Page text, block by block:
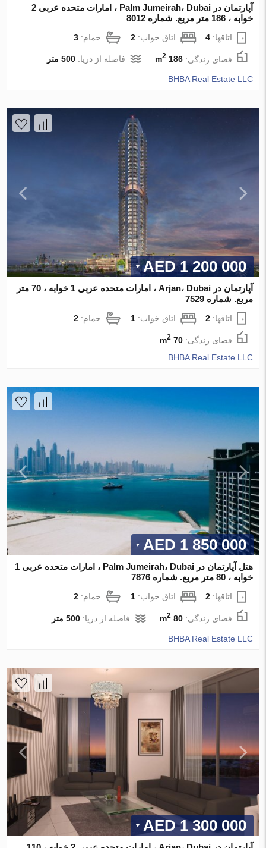
آپارتمان در Palm Jumeirah، Dubai ، امارات متحده عربی 2
خوابه ، 186 متر مربع. شماره 8012
اتاقها:4 اتاق خواب:2 حمام:3
فضای زندگی:186 m
2 فاصله از دریا:500 متر
BHBA Real Estate LLC
1 200 000 AED
آپارتمان در Arjan، Dubai ، امارات متحده عربی 1 خوابه ، 70 متر
مربع. شماره 7529
اتاقها:2 اتاق خواب:1 حمام:2
فضای زندگی:70 m
2
BHBA Real Estate LLC
1 850 000 AED
هتل آپارتمان در Palm Jumeirah، Dubai ، امارات متحده عربی 1
خوابه ، 80 متر مربع. شماره 7876
اتاقها:2 اتاق خواب:1 حمام:2
فضای زندگی:80 m
2 فاصله از دریا:500 متر
BHBA Real Estate LLC
1 300 000 AED